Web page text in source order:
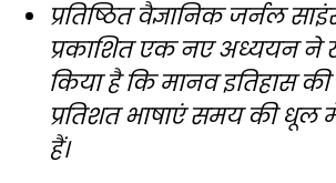
प्रतिष्ठित वैज्ञानिक जर्नल
प्रकाशित एक नए अध्ययन ने
किया है कि मानव इतिहास
प्रतिशत भाषाएं समय की धूल
हैं।